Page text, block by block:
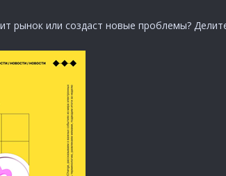
рынок или создаст новые проблемы?